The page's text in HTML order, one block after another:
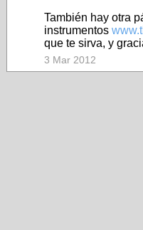
También hay otra
instrumentos
que te sirva, y
3 Mar 2012